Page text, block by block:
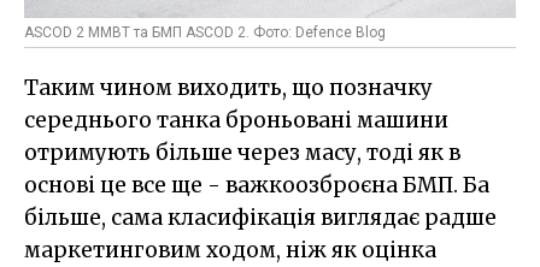
ASCOD 2 MMBT та БМП ASCOD 2. Фото: Defence Blog
Таким чином виходить, що позначку
середнього танка броньовані машини
отримують більше через масу, тоді як в
основі це все ще - важкоозброєна БМП. Ба
більше, сама класифікація виглядає радше
маркетинговим ходом, ніж як оцінка